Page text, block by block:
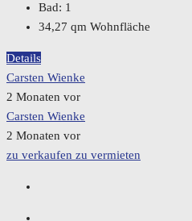
Bad: 1
34,27 qm Wohnfläche
Details
Carsten Wienke
2 Monaten vor
Carsten Wienke
2 Monaten vor
zu verkaufen zu vermieten